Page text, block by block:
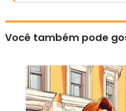
Você também pode